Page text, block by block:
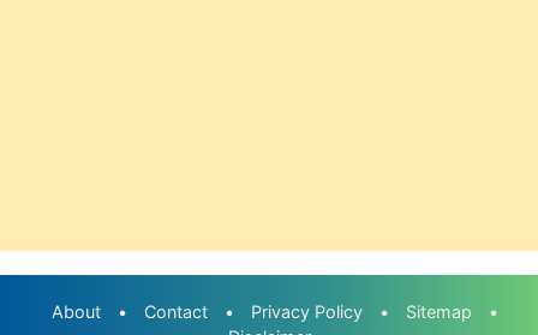
About • Contact • Privacy Policy • Sitemap
•